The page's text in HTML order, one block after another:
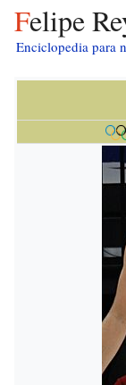
Felipe
Enciclopedia para